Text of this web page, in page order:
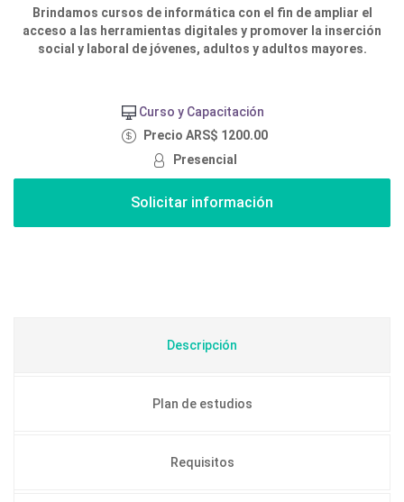
Brindamos cursos de informática con el fin de ampliar el
acceso a las herramientas digitales y promover la inserción
social y laboral de jóvenes, adultos y adultos mayores.
Curso y Capacitación
Precio ARS$ 1200.00
Presencial
Descripción
Plan de estudios
Requisitos